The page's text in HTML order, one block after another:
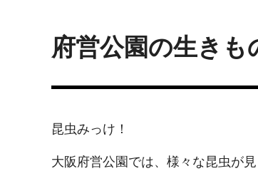
府営公園の生きも
昆虫みっけ！
大阪府営公園では、様々な昆虫が見